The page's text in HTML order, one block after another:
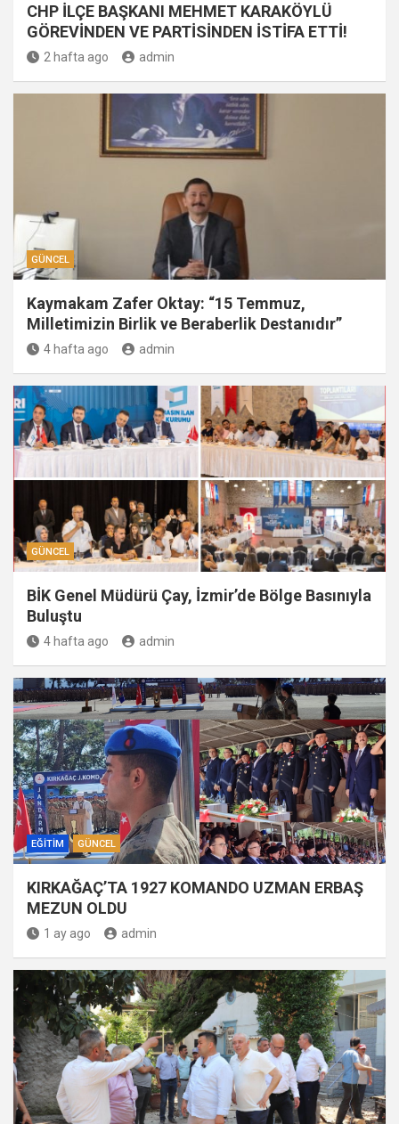
CHP İLÇE BAŞKANI MEHMET KARAKÖYLÜ
GÖREVİNDEN VE PARTİSİNDEN İSTİFA ETTİ!
2 hafta ago admin
GÜNCEL
Kaymakam Zafer Oktay: “15 Temmuz,
Milletimizin Birlik ve Beraberlik Destanıdır”
4 hafta ago admin
GÜNCEL
BİK Genel Müdürü Çay, İzmir’de Bölge Basınıyla
Buluştu
4 hafta ago admin
EĞITIM GÜNCEL
KIRKAĞAÇ’TA 1927 KOMANDO UZMAN ERBAŞ
MEZUN OLDU
1 ay ago admin